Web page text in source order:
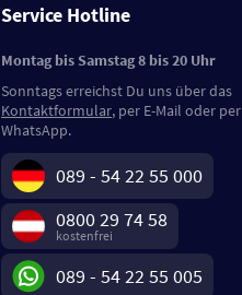
Service Hotline
Montag bis Samstag 8 bis 20 Uhr
Sonntags erreichst Du uns über das
Kontaktformular, per E-Mail oder per
WhatsApp.
089 - 54 22 55 000
0800 29 74 58
kostenfrei
089 - 54 22 55 005